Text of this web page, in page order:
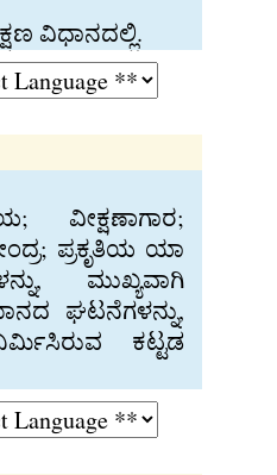
ವಿಧಾನದಲ್ಲಿ.
ವೀಕ್ಷಣಾಗಾರ;
ಪ್ರಕೃತಿಯ ಯಾ
ಮುಖ್ಯವಾಗಿ
ಘಟನೆಗಳನ್ನು,
ಕಟ್ಟಡ